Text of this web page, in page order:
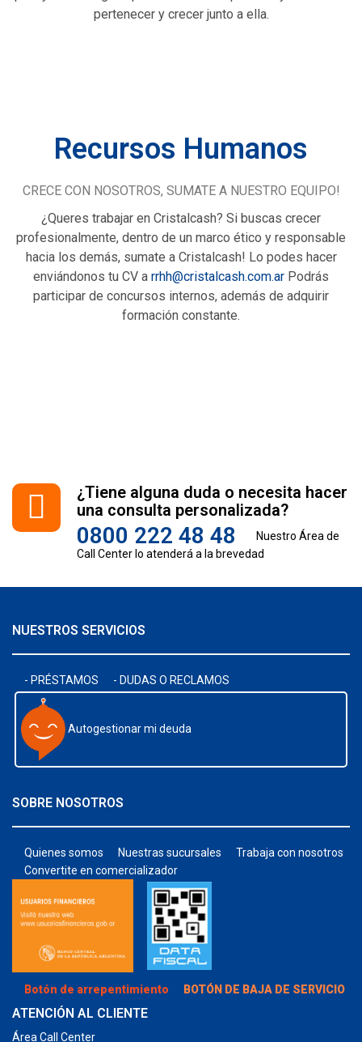
pertenecer y crecer junto a ella.
Recursos Humanos
CRECE CON NOSOTROS, SUMATE A NUESTRO EQUIPO!
¿Queres trabajar en Cristalcash? Si buscas crecer
profesionalmente, dentro de un marco ético y responsable
hacia los demás, sumate a Cristalcash! Lo podes hacer
enviándonos tu CV a rrhh@cristalcash.com.ar Podrás
participar de concursos internos, además de adquirir
formación constante.
¿Tiene alguna duda o necesita hacer
una consulta personalizada?
0800 222 48 48
Nuestro Área de
Call Center lo atenderá a la brevedad
NUESTROS SERVICIOS
- PRÉSTAMOS - DUDAS O RECLAMOS
Autogestionar mi deuda
SOBRE NOSOTROS
Quienes somos Nuestras sucursales
Trabaja con nosotros
Convertite en comercializador
Botón de arrepentimiento BOTÓN DE BAJA DE SERVICIO
ATENCIÓN AL CLIENTE
Área Call Center